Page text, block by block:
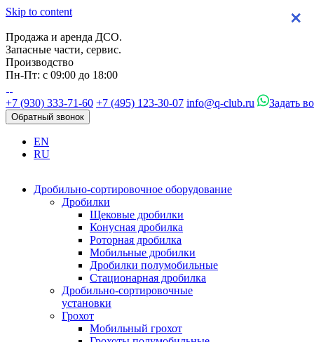
Skip to content
Продажа и аренда ДСО.
Запасные части, сервис.
Производство
Пн-Пт: с 09:00 до 18:00
+7 (930) 333-71-60 +7 (495) 123-30-07 info@q-club.ru Задать
Обратный звонок
EN
RU
Дробильно-сортировочное оборудование
Дробилки
Щековые дробилки
Конусная дробилка
Роторная дробилка
Мобильные дробилки
Дробилки полумобильные
Стационарная дробилка
Дробильно-сортировочные
установки
Грохот
Мобильный грохот
×
×
×
×